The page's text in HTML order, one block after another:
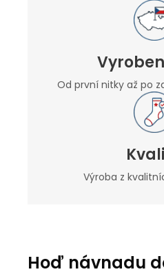
Od první nitky až po
Výroba z
Hoď návnadu